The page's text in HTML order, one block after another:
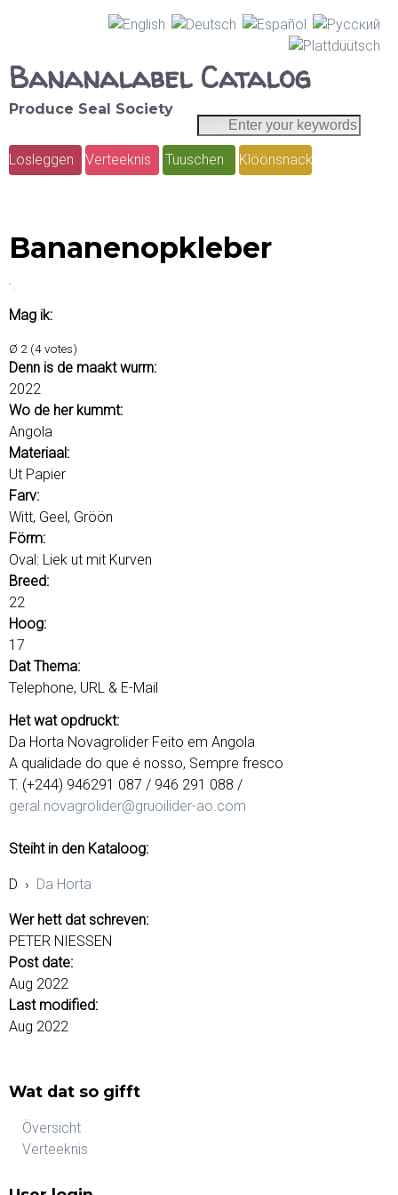
Skip
main
content
Bananalabel Catalog
Produce Seal Society
e
c
h
n
t
M
i
m
e
n
u
Losleggen Verteeknis Tuuschen Klöönsnack
Bananenopkleber
Mag ik:
Ø 2 (4votes)
Denn is de maakt wurrn:
2022
Wo de her kummt:
Angola
Materiaal:
Ut Papier
Farv:
Witt, Geel, Gröön
Förm:
Oval: Liek ut mit Kurven
Breed:
22
Hoog:
17
Dat Thema:
Telephone, URL & E-Mail
Het wat opdruckt:
Da Horta Novagrolider Feito em Angola
A qualidade do que é nosso, Sempre fresco
T. (+244) 946291 087 / 946 291 088 /
geral.novagrolider@gruoilider-ao.com
Steiht in den Kataloog:
D › Da Horta
Wer hett dat schreven:
PETER NIESSEN
Post date:
Aug 2022
Last modified:
Aug 2022
Wat dat so gifft
Översicht
Verteeknis